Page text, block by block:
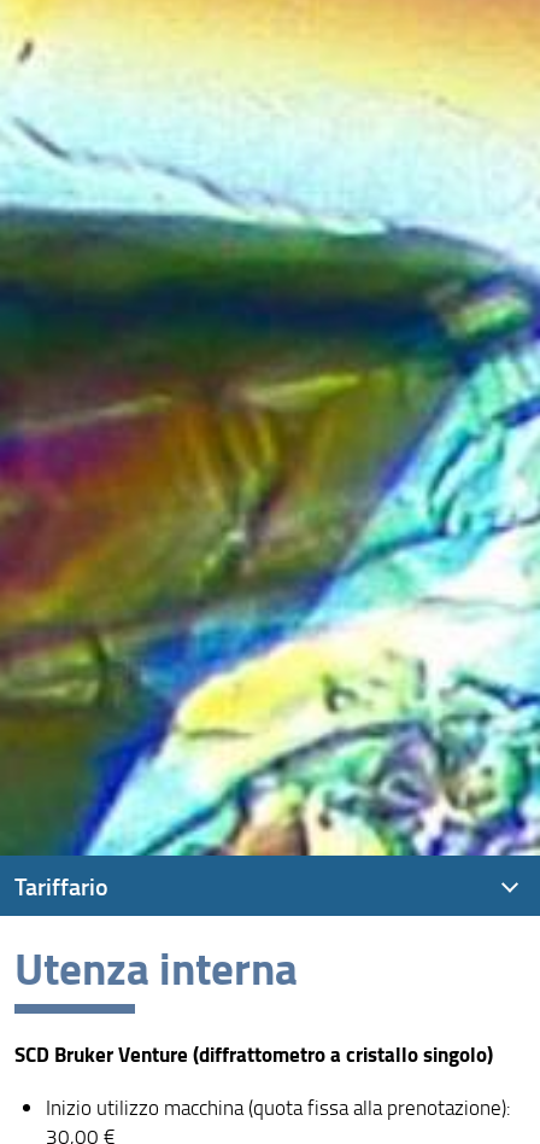
Utenza interna
SCD Bruker Venture (diffrattometro a cristallo singolo)
Inizio utilizzo macchina (quota fissa alla prenotazione):
30,00 €
Tariffario
Utenza interna
Utenza di università ed enti di ricerca pubblici non